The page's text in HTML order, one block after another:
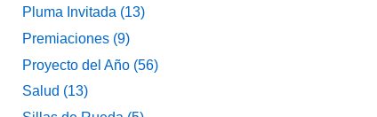
Pluma Invitada (13)
Premiaciones(9)
Proyecto del Año(56)
Salud (13)